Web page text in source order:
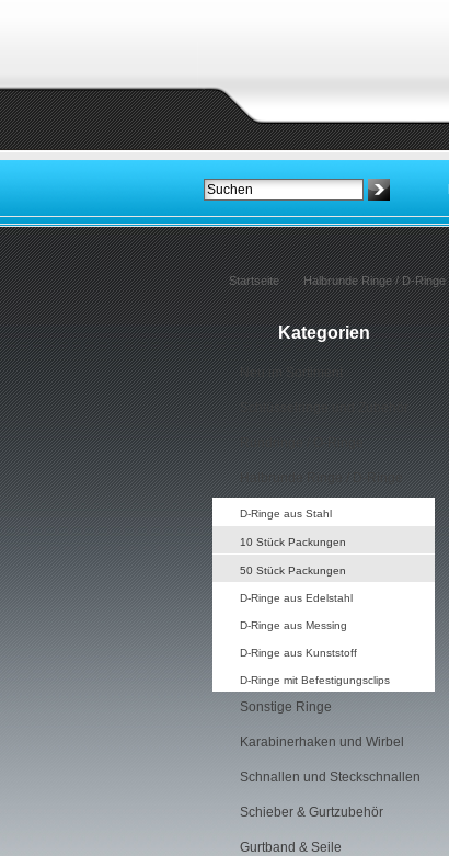
Startseite Halbrunde Ringe / D-Ringe
Kategorien
Neu im Sortiment
Schlüsselringe und Zubehör
Rundringe / O-Ringe
Halbrunde Ringe / D-Ringe
D-Ringe aus Stahl
10 Stück Packungen
50 Stück Packungen
D-Ringe aus Edelstahl
D-Ringe aus Messing
D-Ringe aus Kunststoff
D-Ringe mit Befestigungsclips
Sonstige Ringe
Karabinerhaken und Wirbel
Schnallen und Steckschnallen
Schieber & Gurtzubehör
Gurtband & Seile